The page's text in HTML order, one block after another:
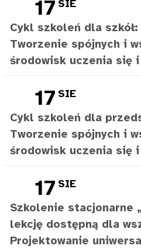
17 SIE
Cykl szkoleń dla
Tworzenie spójnych i
środowisk uczenia się
17 SIE
Cykl szkoleń dla
Tworzenie spójnych i
środowisk uczenia się
17 SIE
Szkolenie stacjonarne
lekcję dostępną dla
Projektowanie